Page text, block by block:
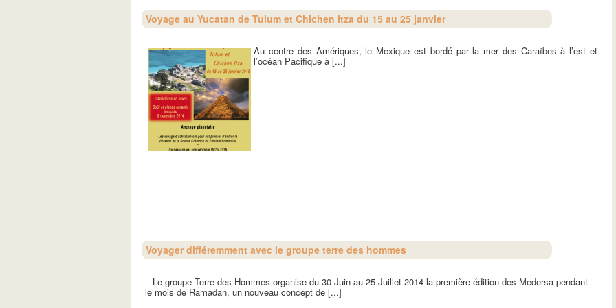
Voyage au Yucatan de Tulum et Chichen Itza du 15 au 25 janvier
Au centre des Amériques, le Mexique est bordé par la mer des Caraïbes à l’est et
l’océan Pacifique à [...]
Voyager différemment avec le groupe terre des hommes
– Le groupe Terre des Hommes organise du 30 Juin au 25 Juillet 2014 la première édition des Medersa pendant
le mois de Ramadan, un nouveau concept de [...]